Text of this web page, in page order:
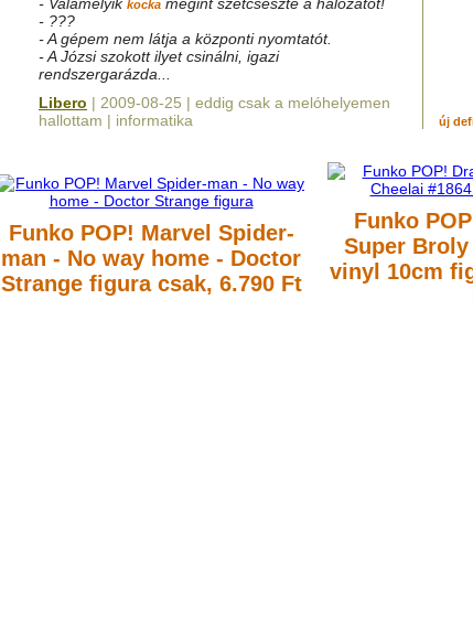
kocka
- ???
- A gépem nem látja a központi nyomtatót.
- A Józsi szokott ilyet csinálni, igazi
rendszergarázda...
Libero | 2009-08-25 | eddig csak a melóhelyemen
hallottam | informatika
új
Funko POP! Marvel Spider-
man - No way home - Doctor
Strange figuracsak, 6.790 Ft
Funko
Super Broly
vinyl 10cm